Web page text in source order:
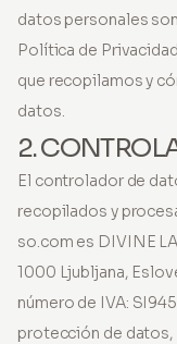
datos personales
Política de
que recopilamos y
datos.
2.
El controlador de
recopilados y
so.com es DIVINE
1000 Ljubljana,
número de IVA:
protección de